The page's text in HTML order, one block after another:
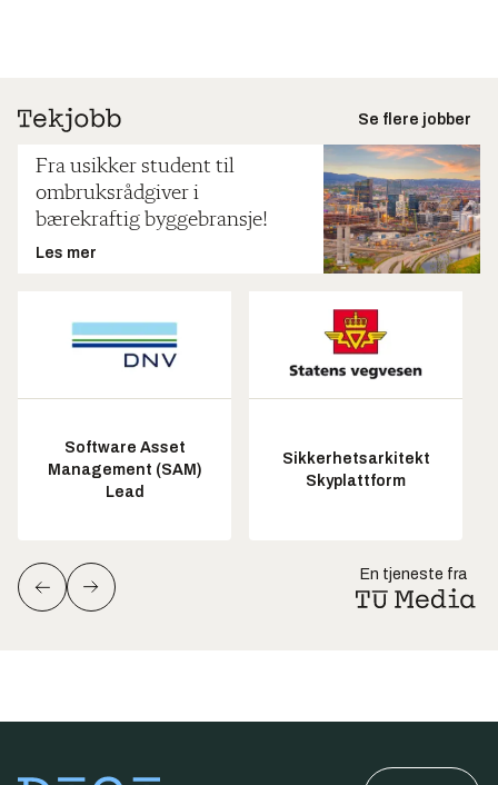
Se flere jobber
Fra usikker student til
ombruksrådgiver i
bærekraftig byggebransje!
Les mer
Software Asset
Management (SAM)
Lead
Sikkerhetsarkitekt
Skyplattform
En tjeneste fra